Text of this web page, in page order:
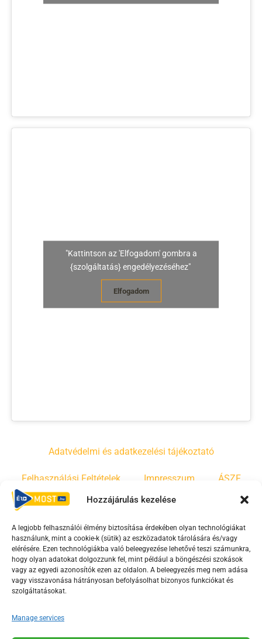
Hozzájárulás kezelése
A legjobb felhasználói élmény biztosítása érdekében olyan technológiákat
használunk, mint a cookie-k (sütik) az eszközadatok tárolására és/vagy
elérésére. Ezen technológiákba való beleegyezése lehetővé teszi számunkra,
hogy olyan adatokat dolgozzunk fel, mint például a böngészési szokások
vagy az egyedi azonosítók ezen az oldalon. A beleegyezés meg nem adása
vagy visszavonása hátrányosan befolyásolhat bizonyos funkciókat és
szolgáltatásokat.
Manage services
"Kattintson az 'Elfogadom' gombra a
{szolgáltatás} engedélyezéséhez"
Elfogadom
Adatvédelmi és adatkezelési tájékoztató
Felhasználási Feltételek Impresszum ÁSZF
Irányelvek Moderálási szabályzat
F
a
c
e
o
Y
o
u
t
b
T
i
k